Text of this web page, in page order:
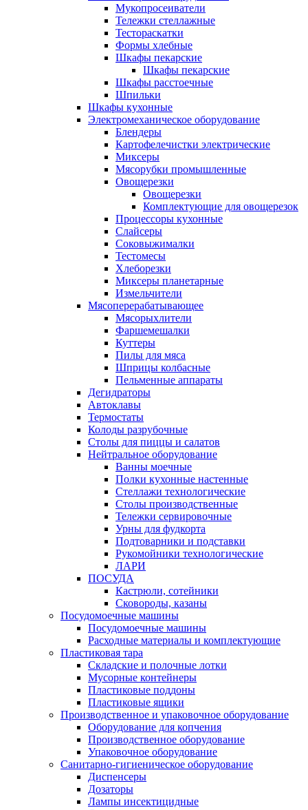
Мукопросеиватели
Тележки стеллажные
Тестораскатки
Формы хлебные
Шкафы пекарские
Шкафы пекарские
Шкафы расстоечные
Шпильки
Шкафы кухонные
Электромеханическое оборудование
Блендеры
Картофелечистки электрические
Миксеры
Мясорубки промышленные
Овощерезки
Овощерезки
Комплектующие для овощерезок
Процессоры кухонные
Слайсеры
Соковыжималки
Тестомесы
Хлеборезки
Миксеры планетарные
Измельчители
Мясоперерабатывающее
Мясорыхлители
Фаршемешалки
Куттеры
Пилы для мяса
Шприцы колбасные
Пельменные аппараты
Дегидраторы
Автоклавы
Термостаты
Колоды разрубочные
Столы для пиццы и салатов
Нейтральное оборудование
Ванны моечные
Полки кухонные настенные
Стеллажи технологические
Столы производственные
Тележки сервировочные
Урны для фудкорта
Подтоварники и подставки
Рукомойники технологические
ЛАРИ
ПОСУДА
Кастрюли, сотейники
Сковороды, казаны
Посудомоечные машины
Посудомоечные машины
Расходные материалы и комплектующие
Пластиковая тара
Складские и полочные лотки
Мусорные контейнеры
Пластиковые поддоны
Пластиковые ящики
Производственное и упаковочное оборудование
Оборудование для копчения
Производственное оборудование
Упаковочное оборудование
Санитарно-гигиеническое оборудование
Диспенсеры
Дозаторы
Лампы инсектицидные